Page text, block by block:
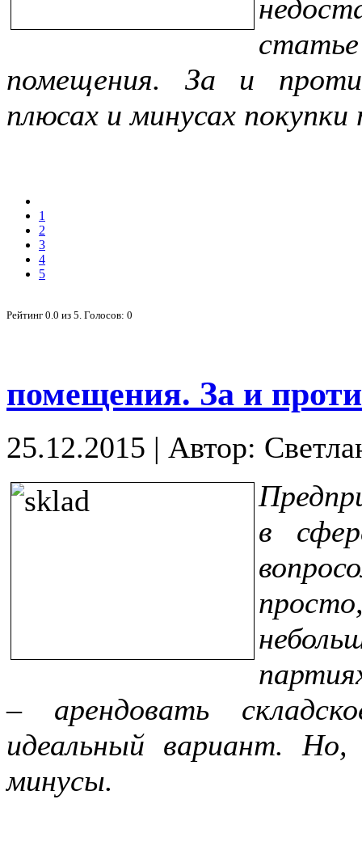
помещения. За и
плюсах и минусах
1
2
3
4
5
Рейтинг 0.0 из 5. Голосов: 0
помещения. За и
25.12.2015 | Автор:
в
– арендовать
идеальный вариант.
минусы.